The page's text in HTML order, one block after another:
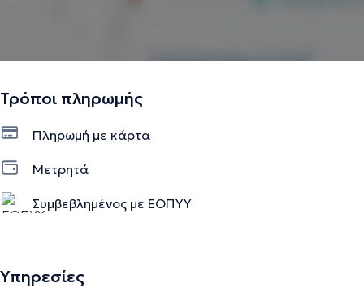
Τρόποι πληρωμής
Πληρωμή με κάρτα
Μετρητά
Συμβεβλημένος με ΕΟΠΥΥ
Υπηρεσίες